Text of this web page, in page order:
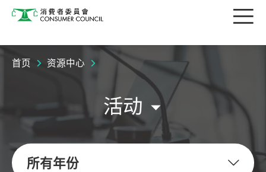
消费者委员会 目
首页 资源中心
活动
所有年份